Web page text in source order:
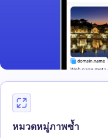
หมวดหมู่ภาพซ้ำ